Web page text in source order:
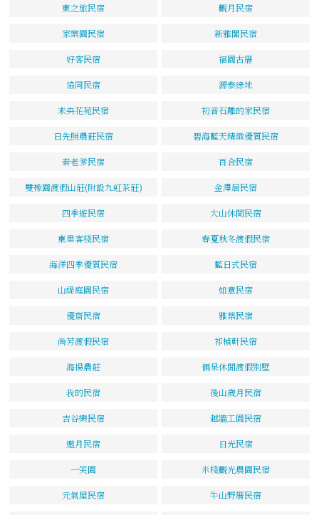
東之旅民宿 觀月民宿
家樂園民宿 新雅閣民宿
好客民宿 福園古厝
協同民宿 源泰綠地
未央花苑民宿 初音石雕的家民宿
日先照農莊民宿 碧海藍天精緻優質民宿
秦老爹民宿 百合民宿
雙橡園渡假山莊(附設九虹茶莊) 金澤居民宿
四季遊民宿 大山休閒民宿
東里客棧民宿 春夏秋冬渡假民宿
海洋四季優質民宿 藍日式民宿
山緹庭園民宿 如意民宿
優齋民宿 雅築民宿
尚芳渡假民宿 祁楨軒民宿
海揚農莊 倆呆休閒渡假別墅
我的民宿 後山歲月民宿
吉谷樂民宿 越牆工園民宿
邀月民宿 日光民宿
一笑園 米棧觀光農園民宿
元氣屋民宿 牛山野厝民宿